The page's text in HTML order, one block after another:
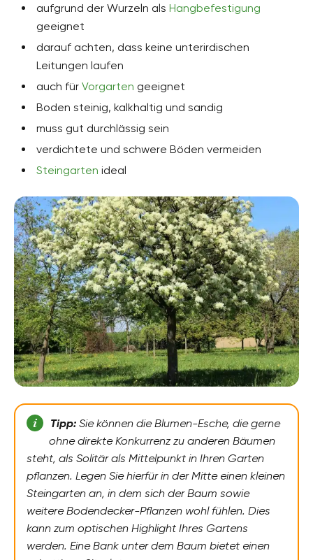
aufgrund der Wurzeln als Hangbefestigung
geeignet
darauf achten, dass keine unterirdischen
Leitungen laufen
auch für Vorgarten geeignet
Boden steinig, kalkhaltig und sandig
muss gut durchlässig sein
verdichtete und schwere Böden vermeiden
Steingarten ideal
Tipp:Sie können die Blumen-Esche, die gerne
ohne direkte Konkurrenz zu anderen Bäumen
steht, als Solitär als Mittelpunkt in Ihren Garten
pflanzen. Legen Sie hierfür in der Mitte einen kleinen
Steingarten an, in dem sich der Baum sowie
weitere Bodendecker-Pflanzen wohl fühlen. Dies
kann zum optischen Highlight Ihres Gartens
werden. Eine Bank unter dem Baum bietet einen